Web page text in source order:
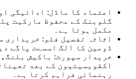
اعتماد کا ماڈل: ادائیگی
گلوبنک کے محفوظ مارکیٹ
مکمل ہوتا ہے۔
اثاثہ تفصیل فلو: خریداری
ڈومین کا الگ اسسےت پاگے
خریدار سپورٹ: باکیش
اکقویسیتیون کے بعد
رہنمائی فراہم کرتا ہے۔